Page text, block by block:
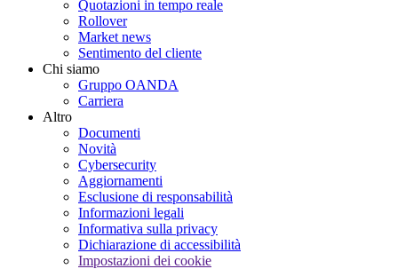
Quotazioni in tempo reale
Rollover
Market news
Sentimento del cliente
Chi siamo
Gruppo OANDA
Carriera
Altro
Documenti
Novità
Cybersecurity
Aggiornamenti
Esclusione di responsabilità
Informazioni legali
Informativa sulla privacy
Dichiarazione di accessibilità
Impostazioni dei cookie